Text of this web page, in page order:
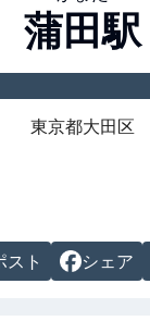
蒲田駅
東京都大田区
スト シェア